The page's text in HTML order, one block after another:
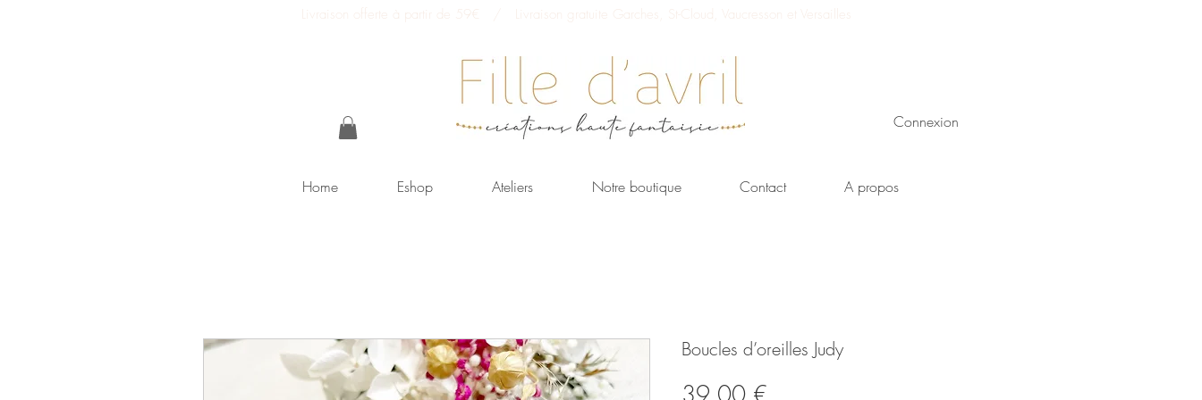
Livraison offerte à partir de 59€ / Livraison gratuite Garches, St-Cloud, Vaucresson et Versailles
Connexion
Home Eshop Ateliers Notre boutique Contact A propos
Boucles d’oreilles Judy